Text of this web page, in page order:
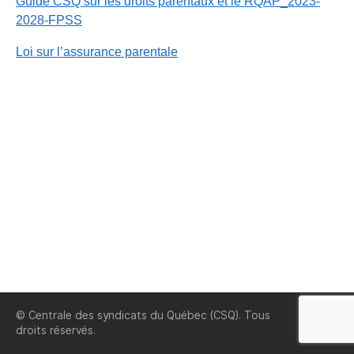
2028-FPSS
Loi sur l’assurance parentale
© Centrale des syndicats du Québec (CSQ). Tous
droits réservés.